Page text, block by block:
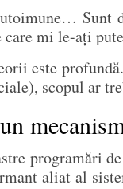
Sunt
mi le-ați
este
scopul ar
programări
aliat al